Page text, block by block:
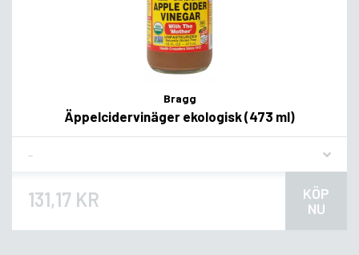
Bragg
Äppelcidervinäger ekologisk (473 ml)
131,17 KR
KÖP
NU